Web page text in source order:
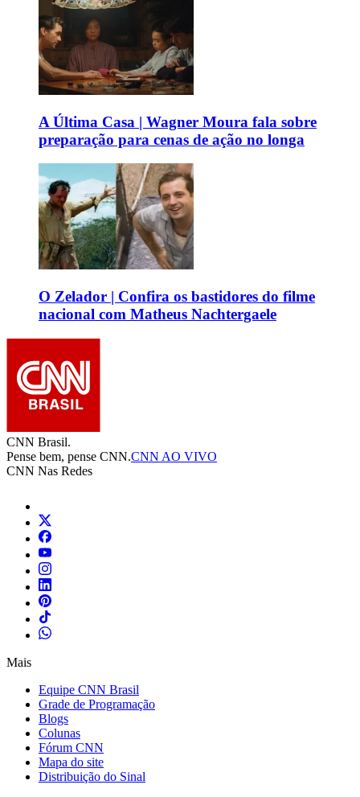
A Última Casa | Wagner Moura fala sobre
preparação para cenas de ação no longa
O Zelador | Confira os bastidores do filme
nacional com Matheus Nachtergaele
CNN Brasil.
Pense bem, pense CNN.CNN AO VIVO
CNN Nas Redes
Mais
Equipe CNN Brasil
Grade de Programação
Blogs
Colunas
Fórum CNN
Mapa do site
Distribuição do Sinal